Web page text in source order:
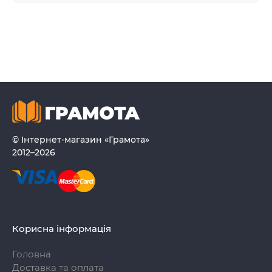
© Інтернет-магазин «Грамота»
2012–2026
Корисна інформація
Головна
Доставка та оплата